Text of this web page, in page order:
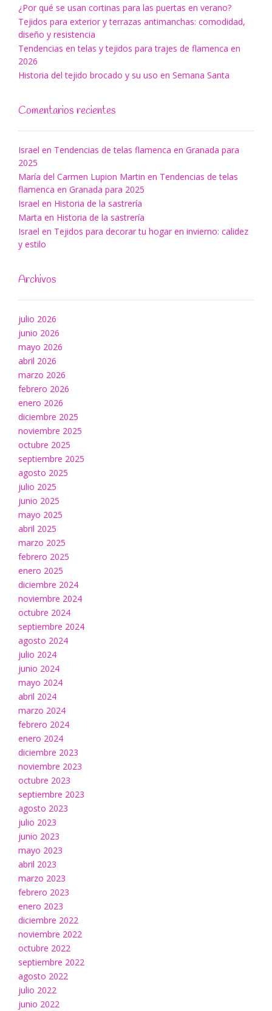
¿Por qué se usan cortinas para las puertas en verano?
Tejidos para exterior y terrazas antimanchas: comodidad,
diseño y resistencia
Tendencias en telas y tejidos para trajes de flamenca en
2026
Historia del tejido brocado y su uso en Semana Santa
Comentarios recientes
Israel en Tendencias de telas flamenca en Granada para
2025
María del Carmen Lupion Martin en Tendencias de telas
flamenca en Granada para 2025
Israel en Historia de la sastrería
Marta en Historia de la sastrería
Israel en Tejidos para decorar tu hogar en invierno: calidez
y estilo
Archivos
julio 2026
junio 2026
mayo 2026
abril 2026
marzo 2026
febrero 2026
enero 2026
diciembre 2025
noviembre 2025
octubre 2025
septiembre 2025
agosto 2025
julio 2025
junio 2025
mayo 2025
abril 2025
marzo 2025
febrero 2025
enero 2025
diciembre 2024
noviembre 2024
octubre 2024
septiembre 2024
agosto 2024
julio 2024
junio 2024
mayo 2024
abril 2024
marzo 2024
febrero 2024
enero 2024
diciembre 2023
noviembre 2023
octubre 2023
septiembre 2023
agosto 2023
julio 2023
junio 2023
mayo 2023
abril 2023
marzo 2023
febrero 2023
enero 2023
diciembre 2022
noviembre 2022
octubre 2022
septiembre 2022
agosto 2022
julio 2022
junio 2022